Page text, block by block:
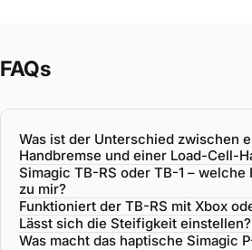
FAQs
Was ist der Unterschied zwischen
Handbremse und einer Load-Cell-
Simagic TB-RS oder TB-1 – welche
zu mir?
Funktioniert der TB-RS mit Xbox
Lässt sich die Steifigkeit einstellen?
Was macht das haptische Simagic